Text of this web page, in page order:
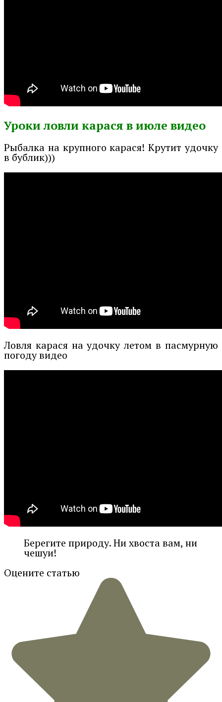
Уроки ловли карася в июле видео
Рыбалка на крупного карася! Крутит удочку
в бублик)))
Ловля карася на удочку летом в пасмурную
погоду видео
Берегите природу. Ни хвоста вам, ни
чешуи!
Оцените статью